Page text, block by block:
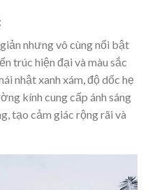
nhưng vô cùng nổi bật
trúc hiện đại và màu sắc
nhật xanh xám, độ dốc hẹ
kính cung cấp ánh sáng
tạo cảm giác rộng rãi và